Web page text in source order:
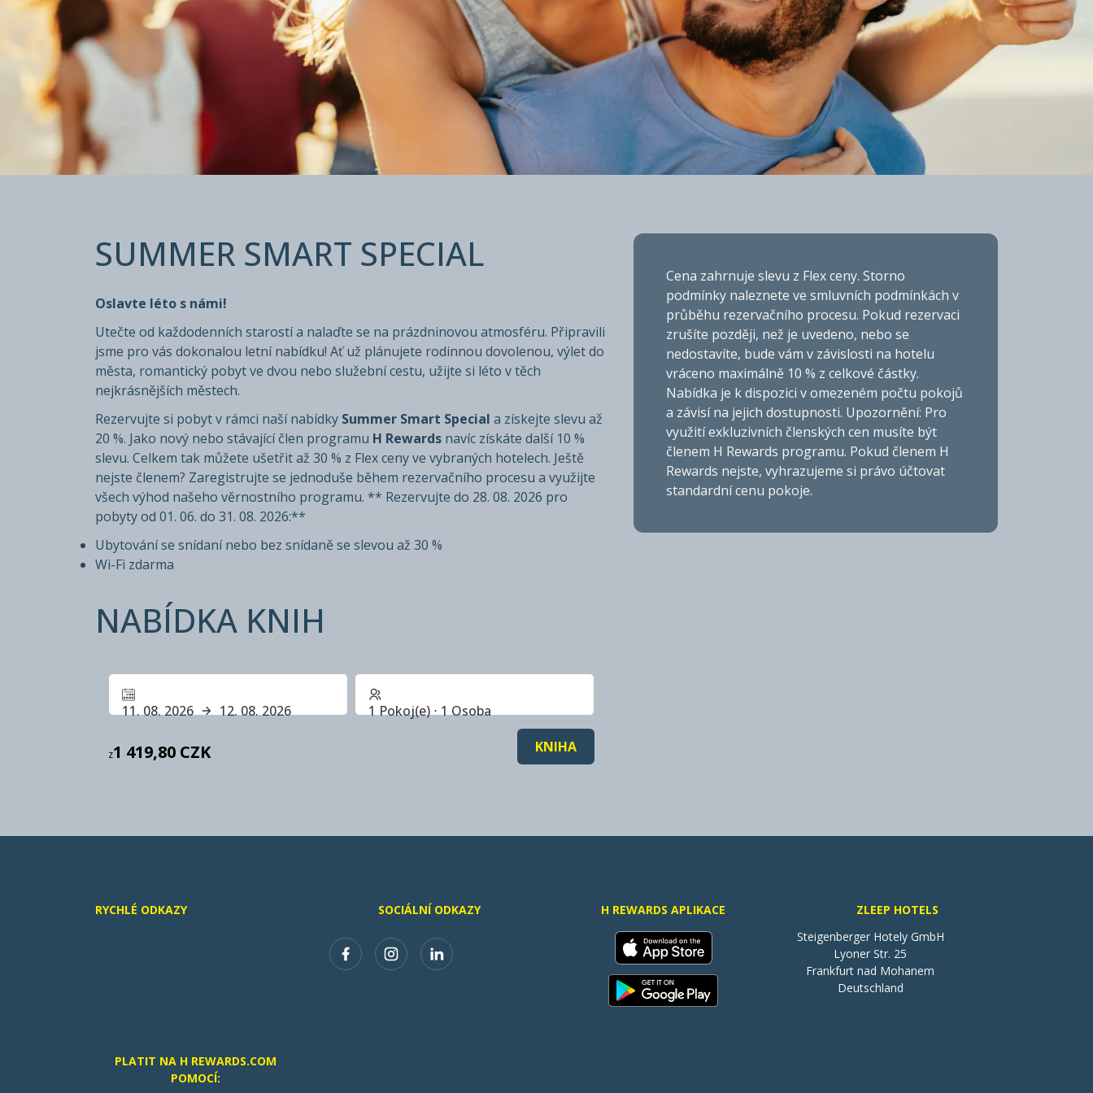
SUMMER SMART SPECIAL
Přenocování bez/incl. snídaně
SUMMER SMART SPECIAL
Oslavte léto s námi!
Utečte od každodenních starostí a nalaďte se na prázdninovou atmosféru. Připravili
jsme pro vás dokonalou letní nabídku! Ať už plánujete rodinnou dovolenou, výlet do
města, romantický pobyt ve dvou nebo služební cestu, užijte si léto v těch
nejkrásnějších městech.
Rezervujte si pobyt v rámci naší nabídky Summer Smart Special a získejte slevu až
20 %. Jako nový nebo stávající člen programu H Rewards navíc získáte další 10 %
slevu. Celkem tak můžete ušetřit až 30 % z Flex ceny ve vybraných hotelech. Ještě
nejste členem? Zaregistrujte se jednoduše během rezervačního procesu a využijte
všech výhod našeho věrnostního programu. ** Rezervujte do 28. 08. 2026 pro
pobyty od 01. 06. do 31. 08. 2026:**
Ubytování se snídaní nebo bez snídaně se slevou až 30 %
Wi-Fi zdarma
NABÍDKA KNIH
11. 08. 2026 12. 08. 2026
z1 419,80 CZK
1 Pokoj(e) ⋅ 1 Osoba
KNIHA
Cena zahrnuje slevu z Flex ceny. Storno
podmínky naleznete ve smluvních podmínkách v
průběhu rezervačního procesu. Pokud rezervaci
zrušíte později, než je uvedeno, nebo se
nedostavíte, bude vám v závislosti na hotelu
vráceno maximálně 10 % z celkové částky.
Nabídka je k dispozici v omezeném počtu pokojů
a závisí na jejich dostupnosti. Upozornění: Pro
využití exkluzivních členských cen musíte být
členem H Rewards programu. Pokud členem H
Rewards nejste, vyhrazujeme si právo účtovat
standardní cenu pokoje.
RYCHLÉ ODKAZY SOCIÁLNÍ ODKAZY H REWARDS APLIKACE
ZLEEP HOTELS
Steigenberger Hotely GmbH
Lyoner Str. 25
Frankfurt nad Mohanem
Deutschland
PLATIT NA H REWARDS.COM
POMOCÍ: